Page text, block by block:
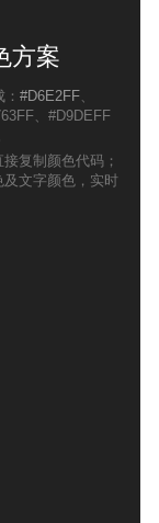
方案
#D6E2FF、
、#D9DEFF
复制颜色代码；
文字颜色，实时